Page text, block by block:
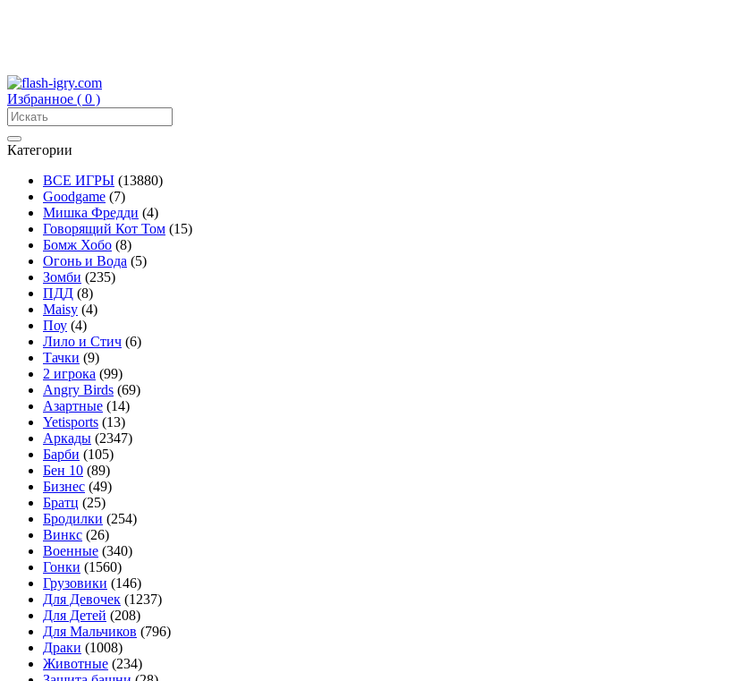
Избранное ( 0 )
Категории
ВСЕ ИГРЫ (13880)
Goodgame (7)
Мишка Фредди (4)
Говорящий Кот Том (15)
Бомж Хобо (8)
Огонь и Вода (5)
Зомби (235)
ПДД (8)
Maisy (4)
Поу (4)
Лило и Стич (6)
Тачки (9)
2 игрока (99)
Angry Birds (69)
Азартные (14)
Yetisports (13)
Аркады (2347)
Барби (105)
Бен 10 (89)
Бизнес (49)
Братц (25)
Бродилки (254)
Винкс (26)
Военные (340)
Гонки (1560)
Грузовики (146)
Для Девочек (1237)
Для Детей (208)
Для Мальчиков (796)
Драки (1008)
Животные (234)